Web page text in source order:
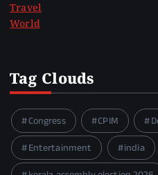
Travel
World
Tag Clouds
Congress CPIM
Entertainment
india